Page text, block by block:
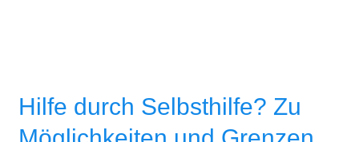
Hilfe durch Selbsthilfe? Zu
Selbsthilfe?
Zu